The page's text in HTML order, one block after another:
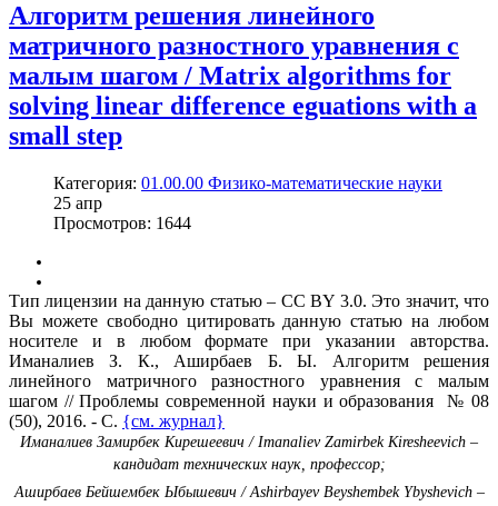
Алгоритм решения линейного
матричного разностного уравнения с
малым шагом / Matrix algorithms for
solving linear difference eguations with a
small step
Категория: 01.00.00 Физико-математические науки
25 апр
Просмотров: 1644
Тип лицензии на данную статью – CC BY 3.0. Это значит, что
Вы можете свободно цитировать данную статью на любом
носителе и в любом формате при указании авторства.
Иманалиев З. К., Аширбаев Б. Ы. Алгоритм решения
линейного матричного разностного уравнения с малым
шагом // Проблемы современной науки и образования № 08
(50), 2016. - С. {см. журнал}
Иманалиев Замирбек Кирешеевич / Imanaliev Zamirbek Kiresheevich –
кандидат технических наук, профессор;
Аширбаев Бейшембек Ыбышевич / Ashirbayev Beyshembek Ybyshevich –